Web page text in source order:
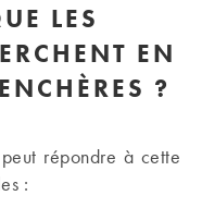
LES
EN
?
répondre à cette
: